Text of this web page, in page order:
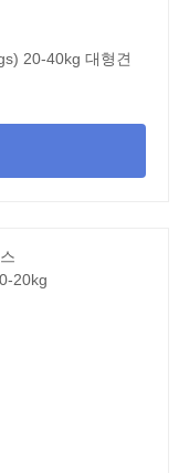
20-40kg 대형견